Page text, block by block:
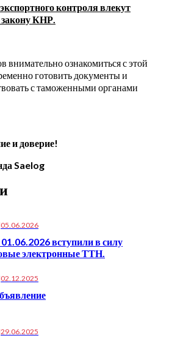
контроля влекут
КНР.
внимательно ознакомиться с этой
готовить документы и
с таможенными органами
и доверие!
Saelog
05.06.2026
вступили в силу
электронные ТТН.
02.12.2025
29.06.2025